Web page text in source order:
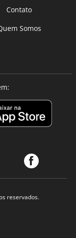
Contato
Somos
reservados.